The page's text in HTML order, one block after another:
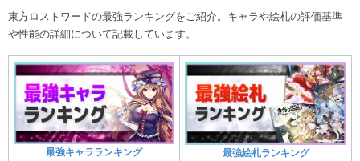
東方ロストワードの最強ランキングをご紹介。キャラや絵札の評価基準
や性能の詳細について記載しています。
最強キャラランキング 最強絵札ランキング